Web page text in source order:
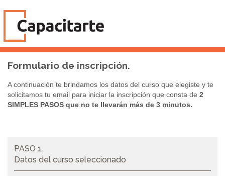
Formulario de inscripción.
A continuación te brindamos los datos del curso que elegiste y te
solicitamos tu email para iniciar la inscripción que consta de 2
SIMPLES PASOS que no te llevarán más de 3 minutos.
PASO 1.
Datos del curso seleccionado